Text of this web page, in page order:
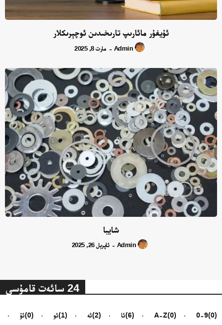
ئۇيغۇر مائارىپ تارىخىدىن ئوچېرىكلار
Admin
- مارت 8, 2025
شايبا
Admin
- ئاپرېل 26, 2025
24 سائەت قامۇسى
0-9 (0)
A-Z (0) ئا (6) ئە (2) ئو (1) ئۆ
(0)